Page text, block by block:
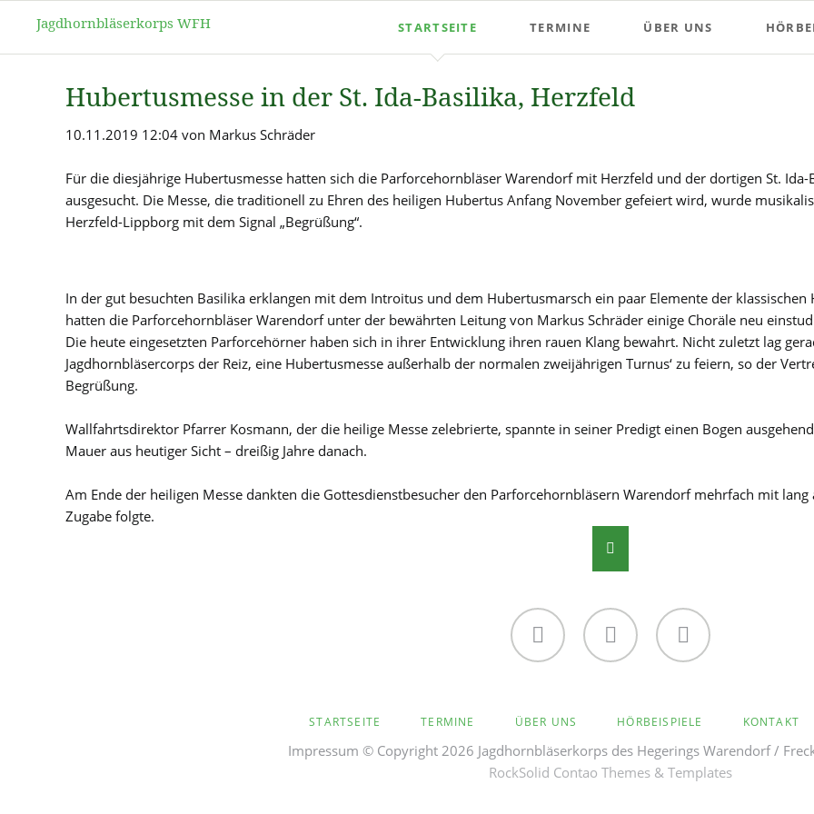
Jagdhornbläserkorps WFH STARTSEITE TERMINE ÜBER UNS
Vorstand
Parforcehornbläser
Hubertusmesse in der St. Ida-Basilika, Herzfeld
10.11.2019 12:04 von Markus Schräder
Für die diesjährige Hubertusmesse hatten sich die Parforcehornbläser Warendorf mit Herzfeld und der dortigen St.
ausgesucht. Die Messe, die traditionell zu Ehren des heiligen Hubertus Anfang November gefeiert wird, wurde
Herzfeld-Lippborg mit dem Signal „Begrüßung“.
In der gut besuchten Basilika erklangen mit dem Introitus und dem Hubertusmarsch ein paar Elemente der
hatten die Parforcehornbläser Warendorf unter der bewährten Leitung von Markus Schräder einige Choräle neu
Die heute eingesetzten Parforcehörner haben sich in ihrer Entwicklung ihren rauen Klang bewahrt. Nicht zuletzt lag
Jagdhornbläsercorps der Reiz, eine Hubertusmesse außerhalb der normalen zweijährigen Turnus‘ zu feiern, so der
Begrüßung.
Wallfahrtsdirektor Pfarrer Kosmann, der die heilige Messe zelebrierte, spannte in seiner Predigt einen Bogen
Mauer aus heutiger Sicht – dreißig Jahre danach.
Am Ende der heiligen Messe dankten die Gottesdienstbesucher den Parforcehornbläsern Warendorf mehrfach mit
Zugabe folgte.
ÜBERSPRINGEN
STARTSEITE TERMINE ÜBER UNS HÖRBEISPIELE KONTAKT
Impressum © Copyright 2026 Jagdhornbläserkorps des Hegerings Warendorf /
RockSolid Contao Themes & Templates